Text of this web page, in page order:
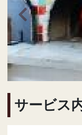
前の画像へ
サービス